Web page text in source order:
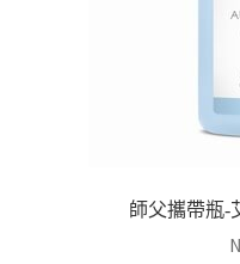
師父攜帶瓶-